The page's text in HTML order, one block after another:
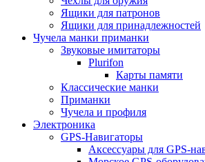
Ящики для патронов
Ящики для принадлежностей
Чучела манки приманки
Звуковые имитаторы
Plurifon
Карты памяти
Классические манки
Приманки
Чучела и профиля
Электроника
GPS-Навигаторы
Аксессуары для GPS-